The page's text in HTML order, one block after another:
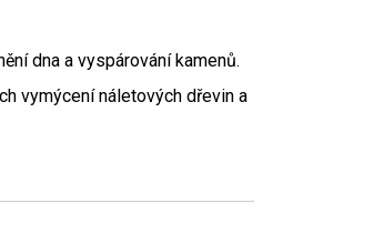
dna a vyspárování kamenů.
vymýcení náletových dřevin a